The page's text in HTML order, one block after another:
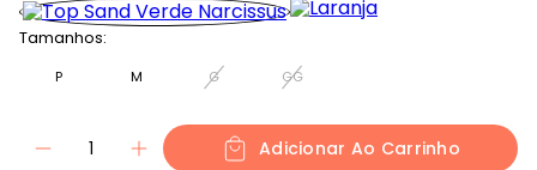
Tamanhos:
P M G GG
1 Adicionar Ao Carrinho